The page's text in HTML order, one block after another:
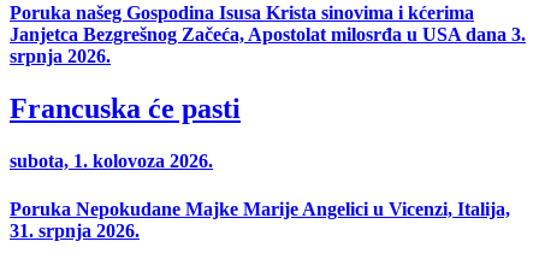
Poruka našeg Gospodina Isusa Krista sinovima i kćerima
Janjetca Bezgrešnog Začeća, Apostolat milosrđa u USA dana 3.
srpnja 2026.
Francuska će pasti
subota, 1. kolovoza 2026.
Poruka Nepokudane Majke Marije Angelici u Vicenzi, Italija,
31. srpnja 2026.